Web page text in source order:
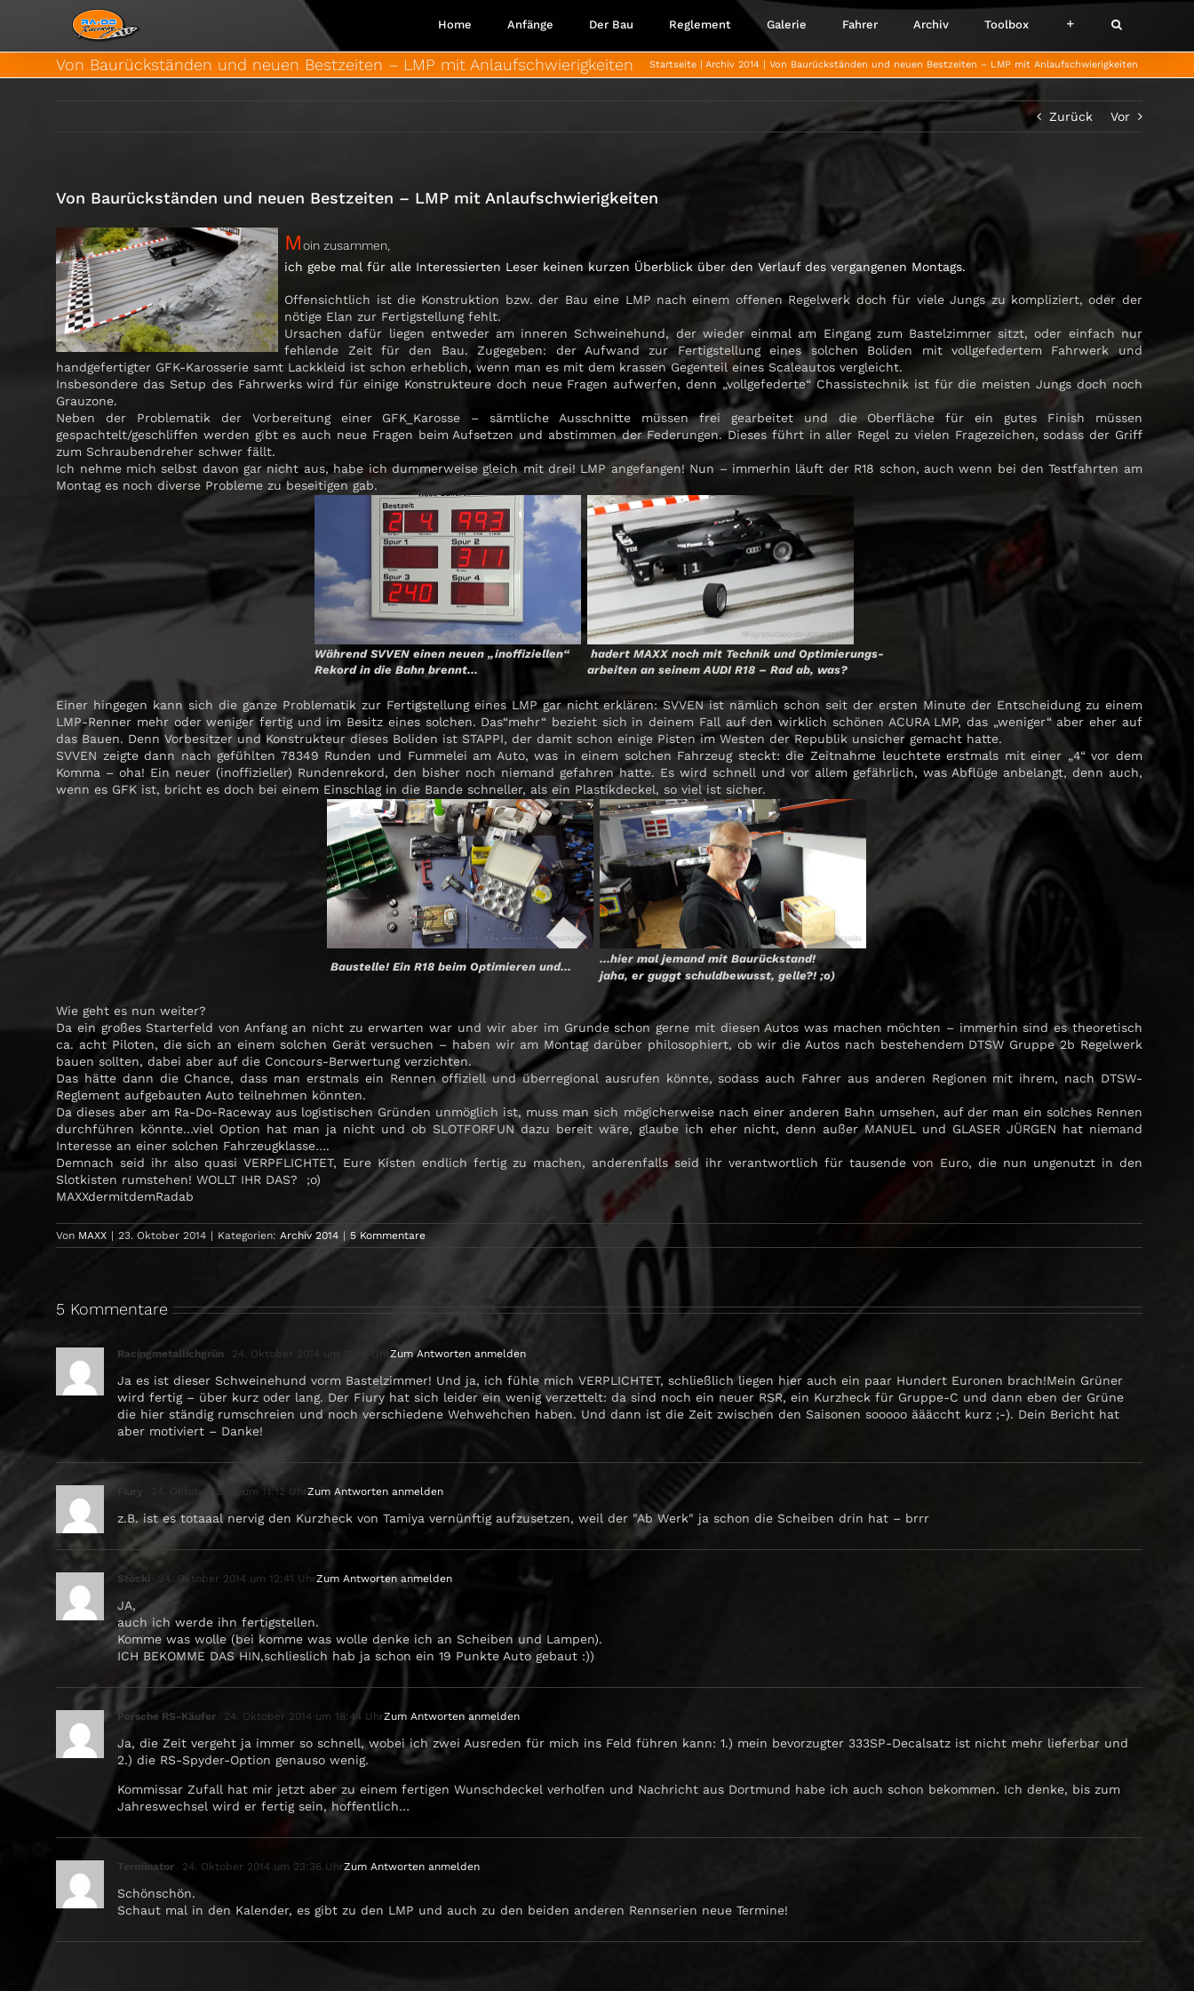
Home Anfänge Der Bau Reglement Galerie Fahrer Archiv Toolbox
Von Baurückständen und neuen Bestzeiten – LMP mit Anlaufschwierigkeiten Startseite Archiv 2014 Von Baurückständen und neuen Bestzeiten – LMP mit Anlaufschwierigkeiten
Zurück Vor
Von Baurückständen und neuen Bestzeiten – LMP mit Anlaufschwierigkeiten
Moin zusammen,
ich gebe mal für alle Interessierten Leser keinen kurzen Überblick über den Verlauf des vergangenen Montags.
Offensichtlich ist die Konstruktion bzw. der Bau eine LMP nach einem offenen Regelwerk doch für viele Jungs zu kompliziert, oder der
nötige Elan zur Fertigstellung fehlt.
Ursachen dafür liegen entweder am inneren Schweinehund, der wieder einmal am Eingang zum Bastelzimmer sitzt, oder einfach nur
fehlende Zeit für den Bau. Zugegeben: der Aufwand zur Fertigstellung eines solchen Boliden mit vollgefedertem Fahrwerk und
handgefertigter GFK-Karosserie samt Lackkleid ist schon erheblich, wenn man es mit dem krassen Gegenteil eines Scaleautos vergleicht.
Insbesondere das Setup des Fahrwerks wird für einige Konstrukteure doch neue Fragen aufwerfen, denn „vollgefederte“ Chassistechnik ist für die meisten Jungs doch noch
Grauzone.
Neben der Problematik der Vorbereitung einer GFK_Karosse – sämtliche Ausschnitte müssen frei gearbeitet und die Oberfläche für ein gutes Finish müssen
gespachtelt/geschliffen werden gibt es auch neue Fragen beim Aufsetzen und abstimmen der Federungen. Dieses führt in aller Regel zu vielen Fragezeichen, sodass der Griff
zum Schraubendreher schwer fällt.
Ich nehme mich selbst davon gar nicht aus, habe ich dummerweise gleich mit drei! LMP angefangen! Nun – immerhin läuft der R18 schon, auch wenn bei den Testfahrten am
Montag es noch diverse Probleme zu beseitigen gab.
Während SVVEN einen neuen „inoffiziellen“
Rekord in die Bahn brennt…
hadert MAXX noch mit Technik und Optimierungs-
arbeiten an seinem AUDI R18 – Rad ab, was?
Einer hingegen kann sich die ganze Problematik zur Fertigstellung eines LMP gar nicht erklären: SVVEN ist nämlich schon seit der ersten Minute der Entscheidung zu einem
LMP-Renner mehr oder weniger fertig und im Besitz eines solchen. Das“mehr“ bezieht sich in deinem Fall auf den wirklich schönen ACURA LMP, das „weniger“ aber eher auf
das Bauen. Denn Vorbesitzer und Konstrukteur dieses Boliden ist STAPPI, der damit schon einige Pisten im Westen der Republik unsicher gemacht hatte.
SVVEN zeigte dann nach gefühlten 78349 Runden und Fummelei am Auto, was in einem solchen Fahrzeug steckt: die Zeitnahme leuchtete erstmals mit einer „4“ vor dem
Komma – oha! Ein neuer (inoffizieller) Rundenrekord, den bisher noch niemand gefahren hatte. Es wird schnell und vor allem gefährlich, was Abflüge anbelangt, denn auch,
wenn es GFK ist, bricht es doch bei einem Einschlag in die Bande schneller, als ein Plastikdeckel, so viel ist sicher.
Baustelle! Ein R18 beim Optimieren und…
…hier mal jemand mit Baurückstand!
jaha, er guggt schuldbewusst, gelle?! ;o)
Wie geht es nun weiter?
Da ein großes Starterfeld von Anfang an nicht zu erwarten war und wir aber im Grunde schon gerne mit diesen Autos was machen möchten – immerhin sind es theoretisch
ca. acht Piloten, die sich an einem solchen Gerät versuchen – haben wir am Montag darüber philosophiert, ob wir die Autos nach bestehendem DTSW Gruppe 2b Regelwerk
bauen sollten, dabei aber auf die Concours-Berwertung verzichten.
Das hätte dann die Chance, dass man erstmals ein Rennen offiziell und überregional ausrufen könnte, sodass auch Fahrer aus anderen Regionen mit ihrem, nach DTSW-
Reglement aufgebauten Auto teilnehmen könnten.
Da dieses aber am Ra-Do-Raceway aus logistischen Gründen unmöglich ist, muss man sich mögicherweise nach einer anderen Bahn umsehen, auf der man ein solches Rennen
durchführen könnte…viel Option hat man ja nicht und ob SLOTFORFUN dazu bereit wäre, glaube ich eher nicht, denn außer MANUEL und GLASER JÜRGEN hat niemand
Interesse an einer solchen Fahrzeugklasse….
Demnach seid ihr also quasi VERPFLICHTET, Eure Kisten endlich fertig zu machen, anderenfalls seid ihr verantwortlich für tausende von Euro, die nun ungenutzt in den
Slotkisten rumstehen! WOLLT IHR DAS? ;o)
MAXXdermitdemRadab
Von MAXX | 23. Oktober 2014 | Kategorien:Archiv 2014 | 5 Kommentare
5 Kommentare
Racingmetallichgrün 24. Oktober 2014 um 11:08 UhrZum Antworten anmelden
Ja es ist dieser Schweinehund vorm Bastelzimmer! Und ja, ich fühle mich VERPLICHTET, schließlich liegen hier auch ein paar Hundert Euronen brach!Mein Grüner
wird fertig – über kurz oder lang. Der Fiury hat sich leider ein wenig verzettelt: da sind noch ein neuer RSR, ein Kurzheck für Gruppe-C und dann eben der Grüne
die hier ständig rumschreien und noch verschiedene Wehwehchen haben. Und dann ist die Zeit zwischen den Saisonen sooooo äääccht kurz ;-). Dein Bericht hat
aber motiviert – Danke!
Fiury 24. Oktober 2014 um 11:12 UhrZum Antworten anmelden
z.B. ist es totaaal nervig den Kurzheck von Tamiya vernünftig aufzusetzen, weil der "Ab Werk" ja schon die Scheiben drin hat – brrr
Stocki 24. Oktober 2014 um 12:41 UhrZum Antworten anmelden
JA,
auch ich werde ihn fertigstellen.
Komme was wolle (bei komme was wolle denke ich an Scheiben und Lampen).
ICH BEKOMME DAS HIN,schlieslich hab ja schon ein 19 Punkte Auto gebaut :))
Porsche RS-Käufer 24. Oktober 2014 um 18:44 UhrZum Antworten anmelden
Ja, die Zeit vergeht ja immer so schnell, wobei ich zwei Ausreden für mich ins Feld führen kann: 1.) mein bevorzugter 333SP-Decalsatz ist nicht mehr lieferbar und
2.) die RS-Spyder-Option genauso wenig.
Kommissar Zufall hat mir jetzt aber zu einem fertigen Wunschdeckel verholfen und Nachricht aus Dortmund habe ich auch schon bekommen. Ich denke, bis zum
Jahreswechsel wird er fertig sein, hoffentlich…
Terminator 24. Oktober 2014 um 23:36 UhrZum Antworten anmelden
Schönschön.
Schaut mal in den Kalender, es gibt zu den LMP und auch zu den beiden anderen Rennserien neue Termine!